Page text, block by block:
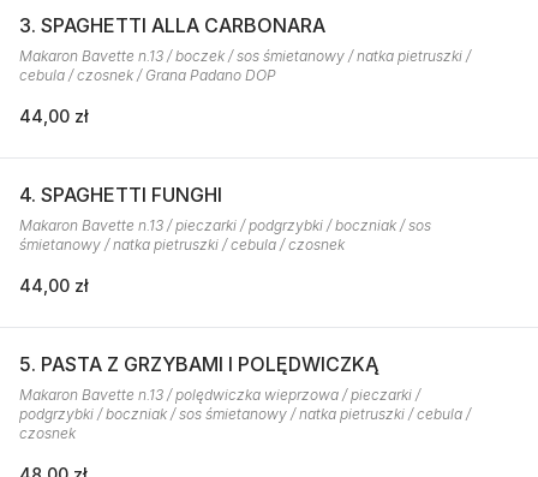
3. SPAGHETTI ALLA CARBONARA
Makaron Bavette n.13 / boczek / sos śmietanowy / natka pietruszki /
cebula / czosnek / Grana Padano DOP
44,00 zł
4. SPAGHETTI FUNGHI
Makaron Bavette n.13 / pieczarki / podgrzybki / boczniak / sos
śmietanowy / natka pietruszki / cebula / czosnek
44,00 zł
5. PASTA Z GRZYBAMI I POLĘDWICZKĄ
Makaron Bavette n.13 / polędwiczka wieprzowa / pieczarki /
podgrzybki / boczniak / sos śmietanowy / natka pietruszki / cebula /
czosnek